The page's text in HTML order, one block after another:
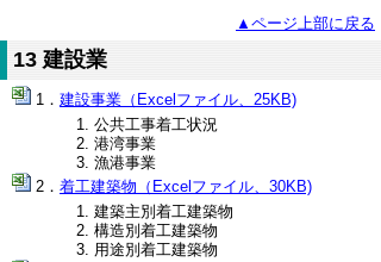
▲ページ上部に戻る
13 建設業
建設事業（Excelファイル、25KB)
公共工事着工状況
港湾事業
漁港事業
着工建築物（Excelファイル、30KB)
建築主別着工建築物
構造別着工建築物
用途別着工建築物